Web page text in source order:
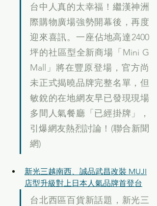
台中人真的太幸福！繼漢神洲
際購物廣場強勢開幕後，再度
迎來喜訊。一座佔地高達2400
坪的社區型全新商場「Mini G
Mall」將在豐原登場，官方尚
未正式揭曉品牌完整名單，但
敏銳的在地網友早已發現現場
多間人氣餐廳「已經掛牌」，
引爆網友熱烈討論！(聯合新聞
網)
新光三越南西、誠品武昌改裝 MUJI
店型升級對上日本人氣品牌首登台
台北西區百貨新話題，新光三